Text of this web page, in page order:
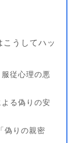
うしてハッ
従心理の悪
る偽りの安
偽りの親密